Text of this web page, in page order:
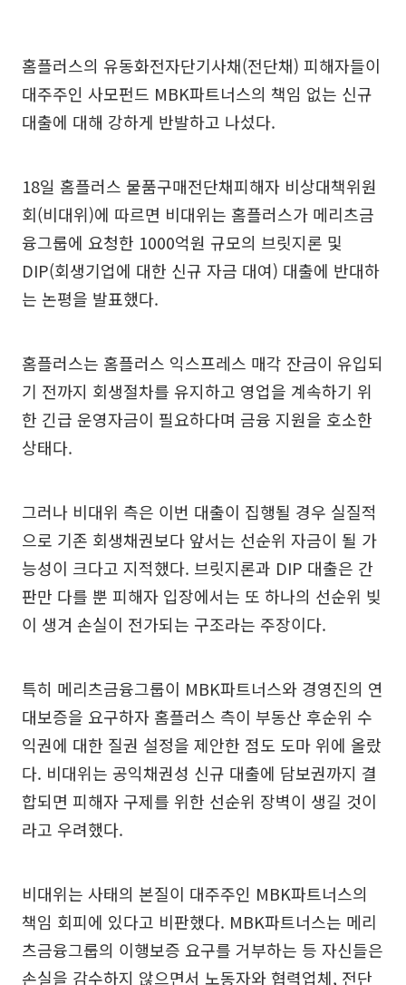
홈플러스의 유동화전자단기사채(전단채) 피해자들이
대주주인 사모펀드 MBK파트너스의 책임 없는 신규
대출에 대해 강하게 반발하고 나섰다.
18일 홈플러스 물품구매전단채피해자 비상대책위원
회(비대위)에 따르면 비대위는 홈플러스가 메리츠금
융그룹에 요청한 1000억원 규모의 브릿지론 및
DIP(회생기업에 대한 신규 자금 대여) 대출에 반대하
는 논평을 발표했다.
홈플러스는 홈플러스 익스프레스 매각 잔금이 유입되
기 전까지 회생절차를 유지하고 영업을 계속하기 위
한 긴급 운영자금이 필요하다며 금융 지원을 호소한
상태다.
그러나 비대위 측은 이번 대출이 집행될 경우 실질적
으로 기존 회생채권보다 앞서는 선순위 자금이 될 가
능성이 크다고 지적했다. 브릿지론과 DIP 대출은 간
판만 다를 뿐 피해자 입장에서는 또 하나의 선순위 빚
이 생겨 손실이 전가되는 구조라는 주장이다.
특히 메리츠금융그룹이 MBK파트너스와 경영진의 연
대보증을 요구하자 홈플러스 측이 부동산 후순위 수
익권에 대한 질권 설정을 제안한 점도 도마 위에 올랐
다. 비대위는 공익채권성 신규 대출에 담보권까지 결
합되면 피해자 구제를 위한 선순위 장벽이 생길 것이
라고 우려했다.
비대위는 사태의 본질이 대주주인 MBK파트너스의
책임 회피에 있다고 비판했다. MBK파트너스는 메리
츠금융그룹의 이행보증 요구를 거부하는 등 자신들은
손실을 감수하지 않으면서 노동자와 협력업체, 전단